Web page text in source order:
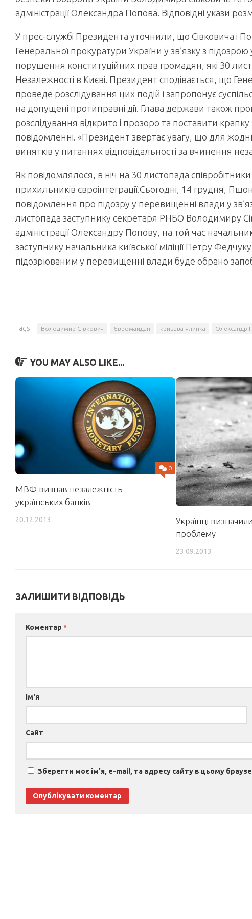
адміністрації Олександра Попова. Відповідні укази
У прес-службі Президента уточнили, що Сівковича і
Генеральної прокуратури України у зв’язку з
порушення конституційних прав громадян, які 30
Незалежності в Києві. Президент сподівається, що
проведе розслідування цих подій і запропонує
на допущені протиправні дії. Глава держави також
розслідування відкрито і прозоро та поставити
повідомленні. «Президент звертає увагу, що для
винятків у питаннях відповідальності за вчинення
Як повідомлялося, в ніч на 30 листопада
прихильників євроінтеграції.Сьогодні, 14 грудня,
повідомлення про підозру у перевищенні влади у
листопада заступнику секретаря РНБО Володимиру
адміністрації Олександру Попову, на той час
заступнику начальника київської міліції Петру
підозрюваним у перевищенні влади буде обрано
Tags: Володимир Сівкович Євромайдан кривава ялинка Олександр
YOU MAY ALSO LIKE...
0
МВФ визнав незалежність
українських банків
20.12.2013
Українці
проблему
23.09.2013
ЗАЛИШИТИ ВІДПОВІДЬ
Коментар *
Ім'я
Сайт
Зберегти моє ім'я, e-mail, та адресу сайту в цьому